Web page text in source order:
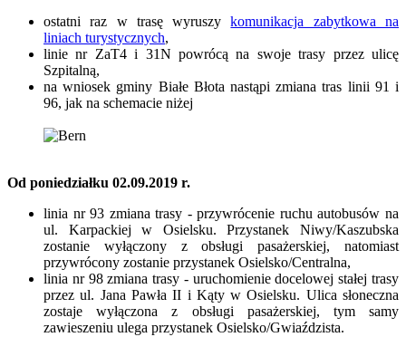
ostatni raz w trasę wyruszykomunikacja zabytkowa na
liniach turystycznych,
linie nr ZaT4 i 31N powrócą na swoje trasy przez ulicę
Szpitalną,
na wniosek gminy Białe Błota nastąpi zmiana tras linii 91 i
96, jak na schemacie niżej
Od poniedziałku 02.09.2019 r.
linia nr 93 zmiana trasy - przywrócenie ruchu autobusów na
ul. Karpackiej w Osielsku. Przystanek Niwy/Kaszubska
zostanie wyłączony z obsługi pasażerskiej, natomiast
przywrócony zostanie przystanek Osielsko/Centralna,
linia nr 98 zmiana trasy - uruchomienie docelowej stałej trasy
przez ul. Jana Pawła II i Kąty w Osielsku. Ulica słoneczna
zostaje wyłączona z obsługi pasażerskiej, tym samy
zawieszeniu ulega przystanek Osielsko/Gwiaździsta.